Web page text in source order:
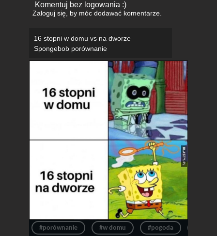
Komentuj bez logowania :)
Zaloguj się, by móc dodawać komentarze.
16 stopni w domu vs na dworze
Spongebob porównanie
#porównanie #w domu #pogoda